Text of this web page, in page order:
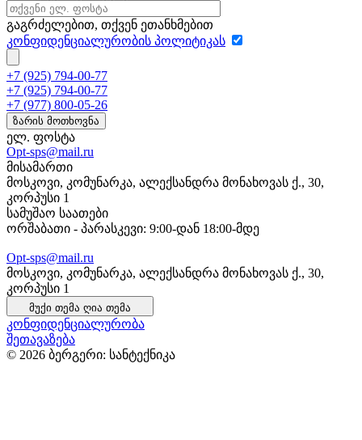
გაგრძელებით, თქვენ ეთანხმებით
კონფიდენციალურობის პოლიტიკას
+7 (925) 794-00-77
+7 (925) 794-00-77
+7 (977) 800-05-26
ზარის მოთხოვნა
ელ. ფოსტა
Opt-sps@mail.ru
მისამართი
მოსკოვი, კომუნარკა, ალექსანდრა მონახოვას ქ., 30,
კორპუსი 1
სამუშაო საათები
ორშაბათი - პარასკევი: 9:00-დან 18:00-მდე
Opt-sps@mail.ru
მოსკოვი, კომუნარკა, ალექსანდრა მონახოვას ქ., 30,
კორპუსი 1
მუქი თემა ღია თემა
კონფიდენციალურობა
შეთავაზება
© 2026 ბერგერი: სანტექნიკა